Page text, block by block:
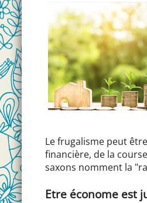
Le frugalisme peut
financière, de la
saxons nomment la
Etre économe est